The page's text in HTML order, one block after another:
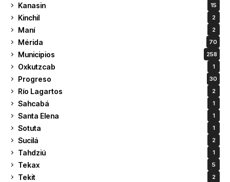
Kanasin 15
Kinchil 2
Maní 2
Mérida 70
Municipios 258
Oxkutzcab 1
Progreso 30
Río Lagartos 2
Sahcabá 1
Santa Elena 1
Sotuta 1
Sucilá 2
Tahdziú 1
Tekax 5
Tekit 2